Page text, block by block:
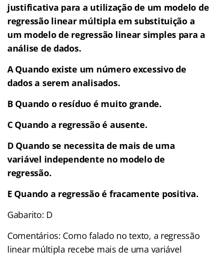
justificativa para a utilização de um modelo de
regressão linear múltipla em substituição a
um modelo de regressão linear simples para a
análise de dados.
A Quando existe um número excessivo de
dados a serem analisados.
B Quando o resíduo é muito grande.
C Quando a regressão é ausente.
D Quando se necessita de mais de uma
variável independente no modelo de
regressão.
E Quando a regressão é fracamente positiva.
Gabarito: D
Comentários: Como falado no texto, a regressão
linear múltipla recebe mais de uma variável